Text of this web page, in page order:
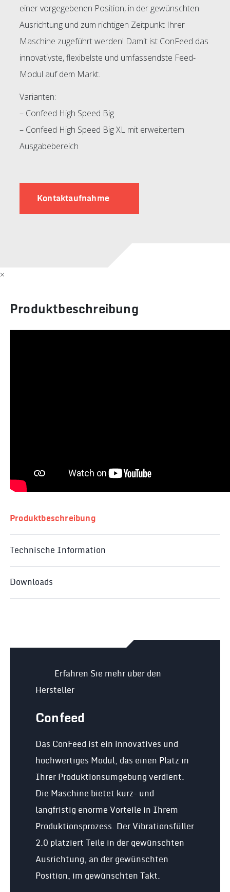
einer vorgegebenen Position, in der gewünschten
Ausrichtung und zum richtigen Zeitpunkt Ihrer
Maschine zugeführt werden! Damit ist ConFeed das
innovativste, flexibelste und umfassendste Feed-
Modul auf dem Markt.
Varianten:
– Confeed High Speed Big
– Confeed High Speed Big XL mit erweitertem
Ausgabebereich
Kontaktaufnahme
×
Produktbeschreibung
Technische Information
Downloads
Erfahren Sie mehr über den
Hersteller
Confeed
Das ConFeed ist ein innovatives und
hochwertiges Modul, das einen Platz in
Ihrer Produktionsumgebung verdient.
Die Maschine bietet kurz- und
langfristig enorme Vorteile in Ihrem
Produktionsprozess. Der Vibrationsfüller
2.0 platziert Teile in der gewünschten
Ausrichtung, an der gewünschten
Position, im gewünschten Takt.
Produktbeschreibung